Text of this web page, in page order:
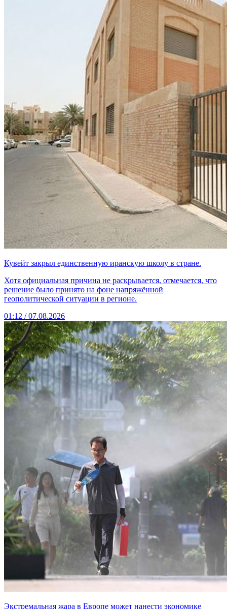
Кувейт закрыл единственную иранскую школу в стране.
Хотя официальная причина не раскрывается, отмечается, что
решение было принято на фоне напряжённой
геополитической ситуации в регионе.
01:12 / 07.08.2026
Экстремальная жара в Европе может нанести экономике